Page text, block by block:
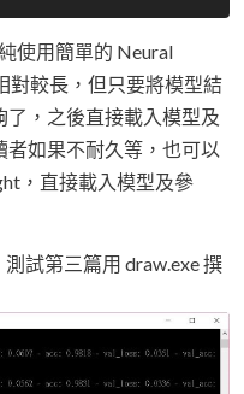
使用簡單的 Neural
對較長，但只要將模型結
，之後直接載入模型及
如果不耐久等，也可以
，直接載入模型及參
試第三篇用 draw.exe 撰